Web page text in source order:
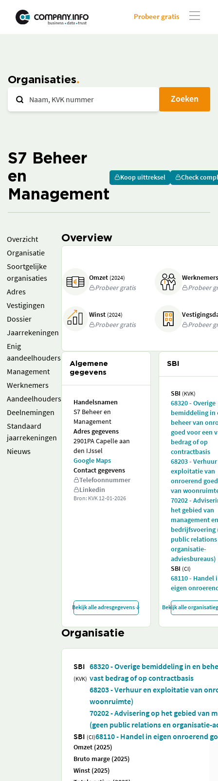
Probeer gratis
Organisaties
Zoeken
S7 Beheer
en
Management
Koop uittreksel Check
Overzicht
Organisatie
Soortgelijke
organisaties
Adres
Vestigingen
Dossier
Jaarrekeningen
Enig
aandeelhouders
Management
Werknemers
Aandeelhouders
Deelnemingen
Standaard
jaarrekeningen
Nieuws
Overview
Omzet (2024)
Probeer gratis
Probeer
Winst (2024)
Probeer gratis
Probeer
Algemene
gegevens
Handelsnamen
S7 Beheer en
Management
Adres gegevens
2901PA Capelle aan
den IJssel
Google Maps
Contact gegevens
Telefoonnummer
Linkedin
Bron: KVK 12-01-2026
Bekijk alle adresgegevens
SBI
SBI (KVK)
68320 - Overige
bemiddeling in
beheer van
goed voor een
bedrag of op
contractbasis
68203 -
exploitatie van
onroerend
van
70202 -
het gebied van
management en
bedrijfsvoering
public relations
organisatie-
adviesbureaus)
SBI (CI)
68110 - Handel
eigen
Bekijk alle
Organisatie
SBI
(KVK)
68320 - Overige bemiddeling in en
vast bedrag of op contractbasis
68203 - Verhuur en exploitatie van
woonruimte)
70202 - Advisering op het gebied van
(geen public relations en organisatie-
SBI (CI)68110 - Handel in eigen onroerend
Omzet (2025)
Bruto marge (2025)
Winst (2025)